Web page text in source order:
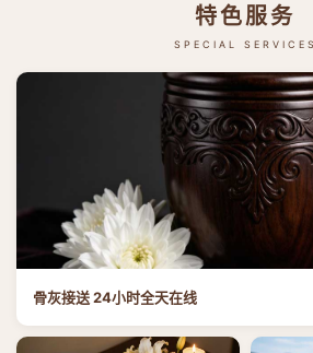
特色服务
SPECIAL SERVICES
骨灰接送 24小时全天在线